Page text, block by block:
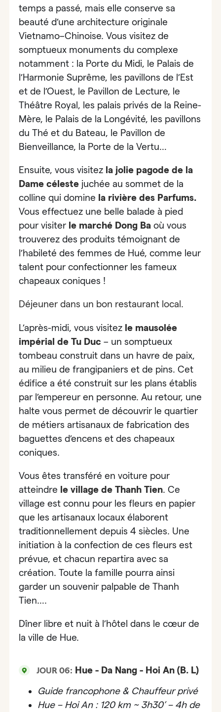
temps a passé, mais elle conserve sa
beauté d’une architecture originale
Vietnamo–Chinoise. Vous visitez de
somptueux monuments du complexe
notamment : la Porte du Midi, le Palais de
l’Harmonie Suprême, les pavillons de l’Est
et de l’Ouest, le Pavillon de Lecture, le
Théâtre Royal, les palais privés de la Reine-
Mère, le Palais de la Longévité, les pavillons
du Thé et du Bateau, le Pavillon de
Bienveillance, la Porte de la Vertu…
Ensuite, vous visitez la jolie pagode de la
Dame céleste juchée au sommet de la
colline qui domine la rivière des Parfums.
Vous effectuez une belle balade à pied
pour visiter le marché Dong Ba où vous
trouverez des produits témoignant de
l’habileté des femmes de Hué, comme leur
talent pour confectionner les fameux
chapeaux coniques !
Déjeuner dans un bon restaurant local.
L’après-midi, vous visitez le mausolée
impérial de Tu Duc – un somptueux
tombeau construit dans un havre de paix,
au milieu de frangipaniers et de pins. Cet
édifice a été construit sur les plans établis
par l’empereur en personne. Au retour, une
halte vous permet de découvrir lequartier
de métiers artisanaux de fabrication des
baguettes d’encens et des chapeaux
coniques.
Vous êtes transféré en voiture pour
atteindre le village de Thanh Tien.Ce
village est connu pour les fleurs en papier
que les artisanaux locaux élaborent
traditionnellement depuis 4 siècles. Une
initiationà la confection de ces fleurs est
prévue, et chacun repartira avec sa
création. Toute la famille pourra ainsi
garder un souvenir palpable de Thanh
Tien….
Dîner libre et nuit à l’hôtel dans le cœur de
la ville de Hue.
JOUR 06: Hue - Da Nang - Hoi An (B. L)
Guide francophone & Chauffeur privé
Hue – Hoi An : 120 km ~ 3h30’ – 4h de